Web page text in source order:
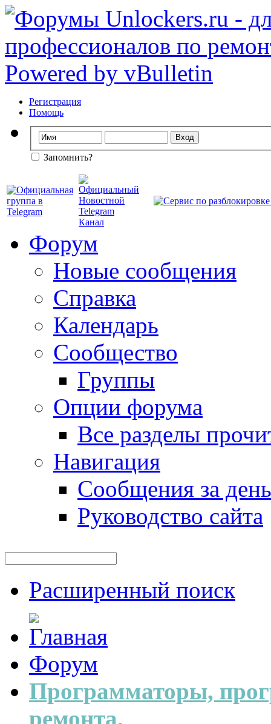
Регистрация
Помощь
Запомнить?
Форум
Новые сообщения
Справка
Календарь
Сообщество
Группы
Опции форума
Все разделы
Навигация
Сообщения за день
Руководство сайта
Расширенный поиск
Форум
Программаторы,
ремонта.